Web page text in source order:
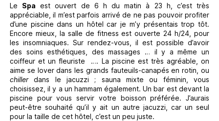
Le Spa est ouvert de 6 h du matin à 23 h, c’est très
appréciable, il m’est parfois arrivé de ne pas pouvoir profiter
d’une piscine dans un hôtel car je m’y présentais trop tôt.
Encore mieux, la salle de fitness est ouverte 24 h/24, pour
les insomniaques. Sur rendez-vous, il est possible d’avoir
des soins esthétiques, des massages … il y a même un
coiffeur et un fleuriste …. La piscine est très agréable, on
aime se lover dans les grands fauteuils-canapés en rotin, ou
chillerdans le jacuzzi ; sauna mixte ou féminin, vous
choisissez, il y a un hammam également. Un bar est devant la
piscine pour vous servir votre boisson préférée. J’aurais
peut-être souhaité qu’il y ait un autre jacuzzi, car un seul
pour la taille de cet hôtel, c’est un peu juste.